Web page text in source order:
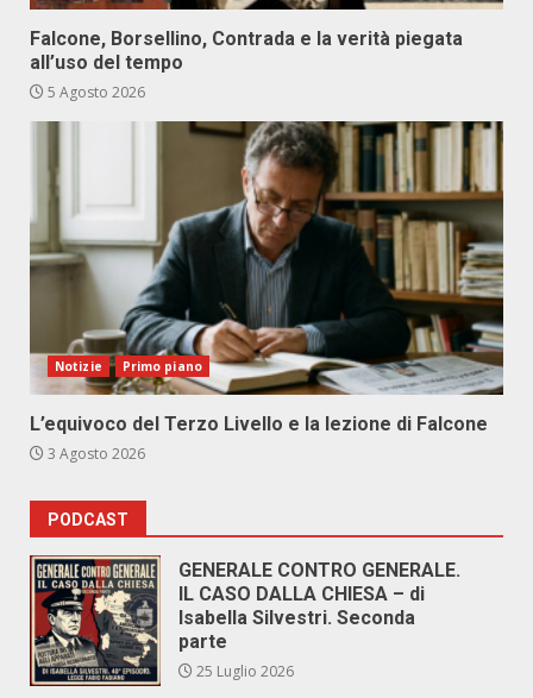
Falcone, Borsellino, Contrada e la verità piegata
all’uso del tempo
5 Agosto 2026
Notizie Primo piano
L’equivoco del Terzo Livello e la lezione di Falcone
3 Agosto 2026
PODCAST
GENERALE CONTRO GENERALE.
IL CASO DALLA CHIESA – di
Isabella Silvestri. Seconda
parte
25 Luglio 2026